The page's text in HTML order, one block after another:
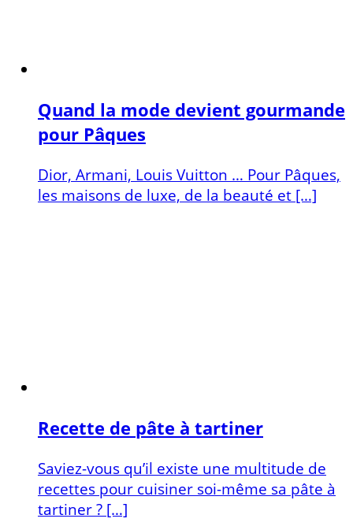
Quand la mode devient gourmande
pour Pâques
Dior, Armani, Louis Vuitton … Pour Pâques,
les maisons de luxe, de la beauté et […]
Recette de pâte à tartiner
Saviez-vous qu’il existe une multitude de
recettes pour cuisiner soi-même sa pâte à
tartiner ? […]